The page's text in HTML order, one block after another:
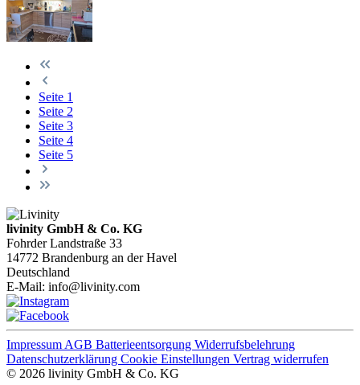
Seite 1
Seite 2
Seite 3
Seite 4
Seite 5
livinity GmbH & Co. KG
Fohrder Landstraße 33
14772 Brandenburg an der Havel
Deutschland
E-Mail: info@livinity.com
Impressum AGB Batterieentsorgung Widerrufsbelehrung
Datenschutzerklärung Cookie Einstellungen Vertrag widerrufen
© 2026 livinity GmbH & Co. KG